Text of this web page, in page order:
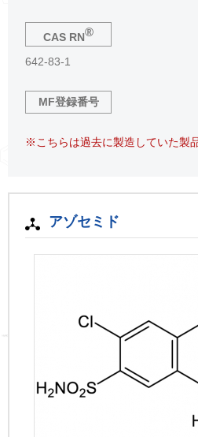
CAS RN®
642-83-1
MF登録番号
※こちらは過去に製造していた製
アゾセミド